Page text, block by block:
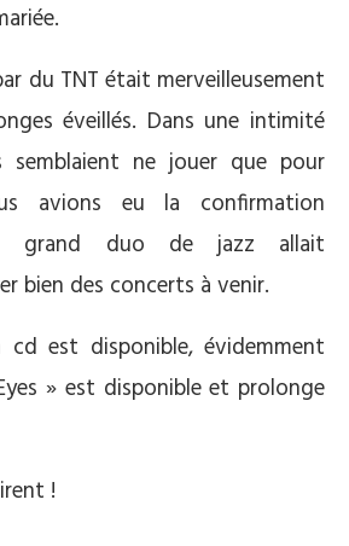
du TNT était merveilleusement
éveillés. Dans une intimité
semblaient ne jouer que pour
avions eu la confirmation
grand duo de jazz allait
bien des concerts à venir.
est disponible, évidemment
» est disponible et prolonge
!